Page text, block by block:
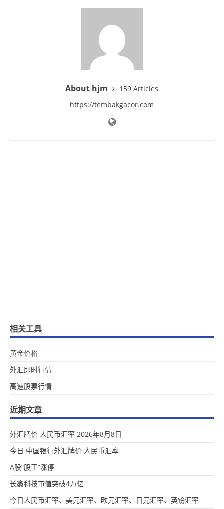
About hjm
159 Articles
https://tembakgacor.com
相关工具
黄金价格
外汇即时行情
高速股票行情
近期文章
外汇牌价 人民币汇率 2026年8月8日
今日 中国银行外汇牌价 人民币汇率
A股“股王”涨停
长鑫科技市值突破4万亿
今日人民币汇率、美元汇率、欧元汇率、日元汇率、英镑汇率